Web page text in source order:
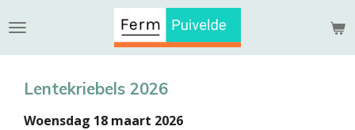
direct
naar
hoofdinhoud
Lentekriebels 2026
Woensdag 18 maart 2026